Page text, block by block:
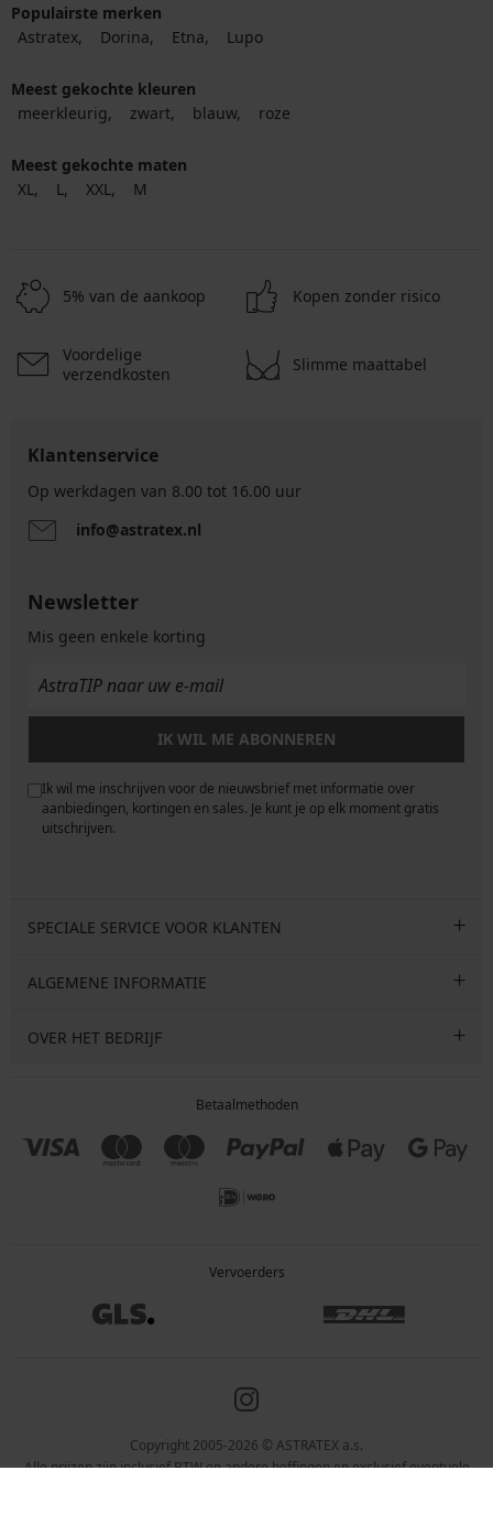
Populairste merken
Astratex
Dorina Etna Lupo
Meest gekochte kleuren
meerkleurig
zwart blauw roze
Meest gekochte maten
XL
L XXL M
5% van de aankoop Kopen zonder risico
Voordelige
verzendkosten
Slimme maattabel
Klantenservice
Op werkdagen van 8.00 tot 16.00 uur
info@astratex.nl
Newsletter
Mis geen enkele korting
IK WIL ME ABONNEREN
Ik wil me inschrijven voor de nieuwsbrief met informatie over
aanbiedingen, kortingen en sales. Je kunt je op elk moment gratis
uitschrijven.
SPECIALE SERVICE VOOR KLANTEN
ALGEMENE INFORMATIE
OVER HET BEDRIJF
Betaalmethoden
Vervoerders
Copyright 2005-2026 © ASTRATEX a.s.
Alle prijzen zijn inclusief BTW en andere heffingen en exclusief eventuele